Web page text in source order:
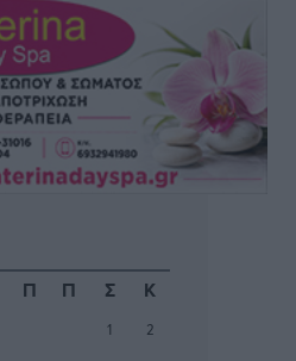
γίνεται όταν ο ιδιοκτήτης
δήμοι και ΠΣ,
last minute σε Ελλάδα
Π Π Σ Κ
1
2